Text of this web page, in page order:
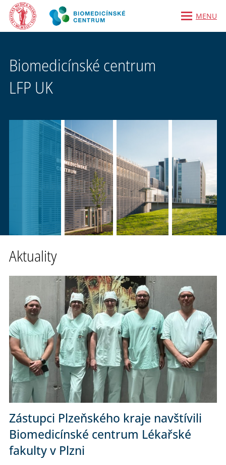
MENU
Biomedicínské centrum
LFP UK
Aktuality
Zástupci Plzeňského kraje navštívili
Biomedicínské centrum Lékařské
fakulty v Plzni